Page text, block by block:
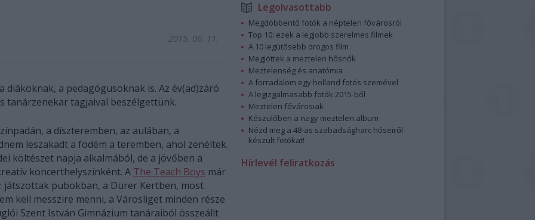
2015. 06. 11.
diákoknak, a pedagógusoknak is. Az év(ad)záró
tanárzenekar tagjaival beszélgettünk.
a díszteremben, az aulában, a
leszakadt a födém a teremben, ahol zenéltek.
költészet napja alkalmából, de a jövőben a
koncerthelyszínként. A The Teach Boys már
pubokban, a Dürer Kertben, most
kell messzire menni, a Városliget minden része
Szent István Gimnázium tanáraiból összeállt
Legolvasottabb
Megdöbbentő fotók a néptelen fővárosról
Top 10: ezek a legjobb szerelmes filmek
A 10 legütősebb drogos film
Megjöttek a meztelen hősnők
Meztelenség és anatómia
A forradalom egy holland fotós szemével
A legizgalmasabb fotók 2015-ből
Meztelen fővárosiak
Készülőben a nagy meztelen album
Nézd meg a 48-as szabadságharc hőseiről
készült fotókat!
Hírlevél feliratkozás